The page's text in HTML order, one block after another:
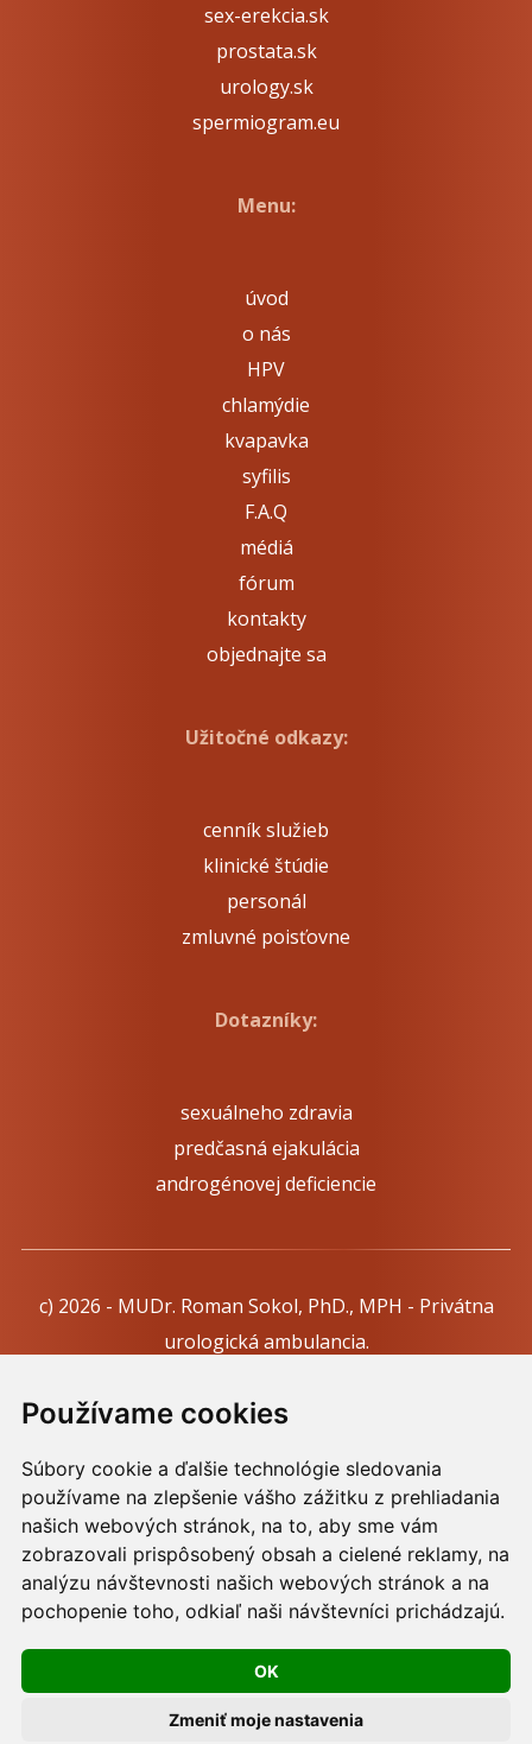
Používame cookies
Súbory cookie a ďalšie technológie sledovania
používame na zlepšenie vášho zážitku z prehliadania
našich webových stránok, na to, aby sme vám
zobrazovali prispôsobený obsah a cielené reklamy, na
analýzu návštevnosti našich webových stránok a na
pochopenie toho, odkiaľ naši návštevníci prichádzajú.
OK
Zmeniť moje nastavenia
sex-erekcia.sk
prostata.sk
urology.sk
spermiogram.eu
Menu:
úvod
o nás
HPV
chlamýdie
kvapavka
syfilis
F.A.Q
médiá
fórum
kontakty
objednajte sa
Užitočné odkazy:
cenník služieb
klinické štúdie
personál
zmluvné poisťovne
Dotazníky:
sexuálneho zdravia
predčasná ejakulácia
androgénovej deficiencie
c) 2026 - MUDr. Roman Sokol, PhD., MPH - Privátna
urologická ambulancia.
podmienkach prevádzkovateľa.
Používame cookies -nastavenie cookies.
Skopírovaním textu alebo časti textu z akejkoľvek
stránky tohto webu a jeho umiestnením na iný web
porušíte práva MUDr. Romana Sokola, PhD., MPH, ako
aj práva ďalších osôb zúčastnených na tvorbe obsahu
pre tento web.